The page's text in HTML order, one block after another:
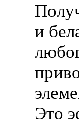
и
Это